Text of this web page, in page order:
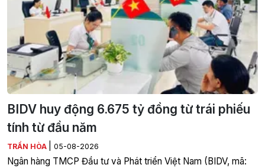
BIDV huy động 6.675 tỷ đồng từ trái phiếu
tính từ đầu năm
TRẦN HÒA 05-08-2026
Ngân hàng TMCP Đầu tư và Phát triển Việt Nam (BIDV, mã: